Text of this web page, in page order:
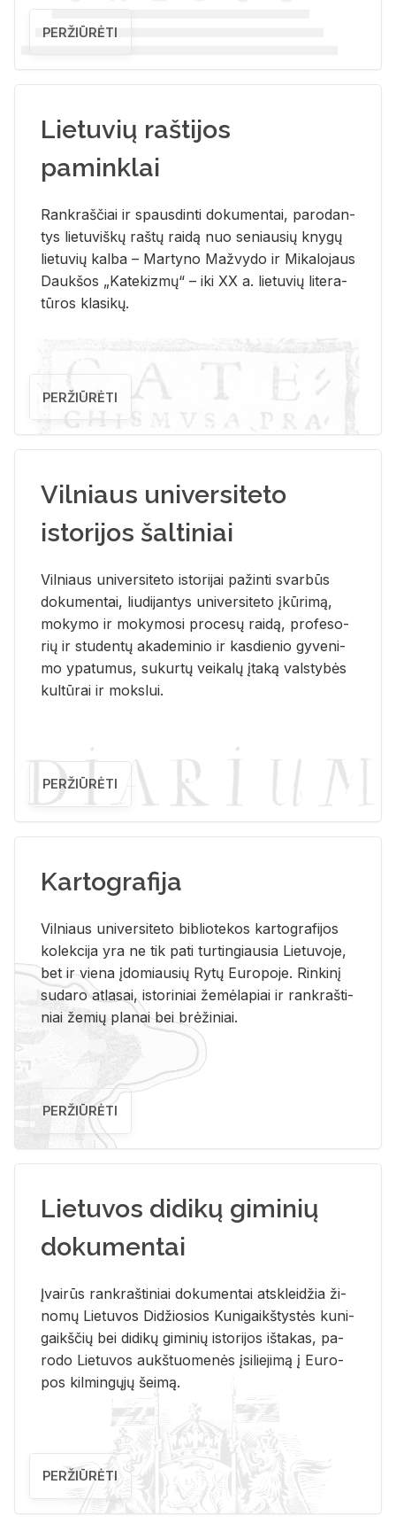
PERŽIŪRĖTI
Lietuvių raštijos
paminklai
Rank­raš­čiai ir spaus­din­ti do­ku­men­tai, pa­ro­dan­
tys lie­tu­viš­kų raš­tų rai­dą nuo se­niau­sių kny­gų
lie­tu­vių kal­ba – Mar­ty­no Ma­žvy­do ir Mi­ka­lo­jaus
Dauk­šos „Ka­te­kiz­mų“ – iki XX a. lie­tu­vių li­te­ra­
tū­ros kla­si­kų.
PERŽIŪRĖTI
Vilniaus universiteto
istorijos šaltiniai
Vil­niaus uni­ver­si­te­to is­to­ri­jai pa­žin­ti svar­būs
do­ku­men­tai, liu­di­jan­tys uni­ver­si­te­to įkū­ri­mą,
mo­ky­mo ir mo­ky­mo­si pro­ce­sų rai­dą, pro­fe­so­
rių ir stu­den­tų aka­de­mi­nio ir kas­die­nio gy­ve­ni­
mo ypa­tu­mus, su­kur­tų vei­ka­lų įta­ką vals­ty­bės
kul­tū­rai ir moks­lui.
PERŽIŪRĖTI
Kartografija
Vil­niaus uni­ver­si­te­to bi­b­lio­te­kos kar­to­gra­fi­jos
ko­lek­ci­ja yra ne tik pati tur­tin­giau­sia Lie­tu­vo­je,
bet ir vie­na įdo­miau­sių Rytų Eu­ro­po­je. Rin­ki­nį
su­da­ro at­la­sai, is­to­ri­niai že­mė­la­piai ir rank­raš­ti­
niai že­mių pla­nai bei brė­ži­niai.
PERŽIŪRĖTI
Lietuvos didikų giminių
dokumentai
Įvai­rūs rank­raš­ti­niai do­ku­men­tai at­sklei­džia ži­
no­mų Lie­tu­vos Di­džio­sios Ku­ni­gaikš­tys­tės ku­ni­
gaikš­čių bei di­di­kų gi­mi­nių is­to­ri­jos iš­ta­kas, pa­
ro­do Lie­tu­vos aukš­tuo­me­nės įsi­lie­ji­mą į Eu­ro­
pos kil­min­gų­jų šei­mą.
PERŽIŪRĖTI